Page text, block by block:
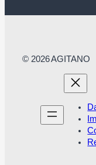
© 2026 AGITANO